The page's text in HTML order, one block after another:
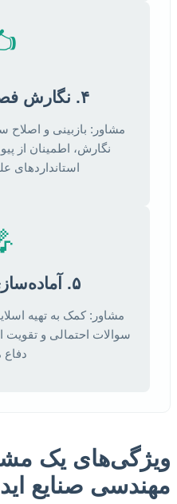
۴. نگارش فصول پایان نامه
مشاور: بازبینی و اصلاح
نگارش، اطمینان از
استانداردهای
۵. آماده‌سازی برای دفاع
مشاور: کمک به تهیه
سوالات احتمالی و تقویت
ویژگی‌های یک
مهندسی صنایع